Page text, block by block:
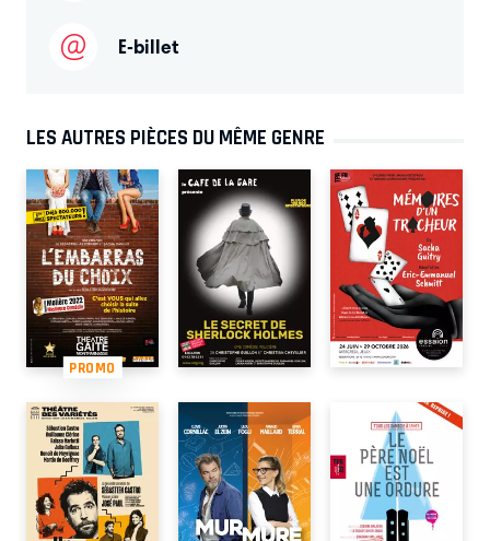
E-billet
LES AUTRES PIÈCES DU MÊME GENRE
PROMO